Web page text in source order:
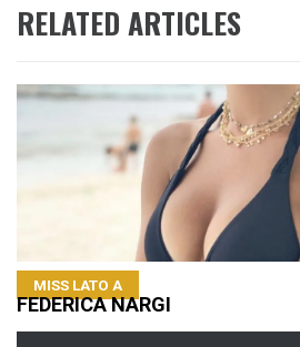
RELATED ARTICLES
MISS LATO A
FEDERICA NARGI